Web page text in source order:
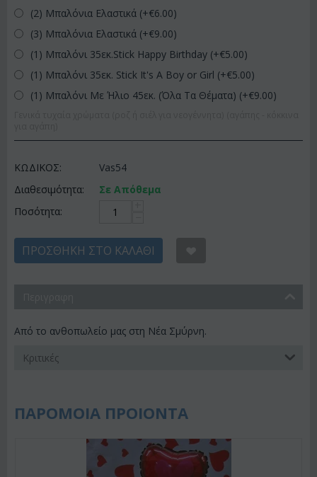
(2) Μπαλόνια Ελαστικά (+€6.00)
(3) Μπαλόνια Ελαστικά (+€9.00)
(1) Μπαλόνι 35εκ.Stick Happy Birthday (+€5.00)
(1) Μπαλόνι 35εκ. Stick It's A Boy or Girl (+€5.00)
(1) Μπαλόνι Με Ήλιο 45εκ. (Όλα Τα Θέματα) (+€9.00)
ΚΩΔΙΚΟΣ:
Vas54
Διαθεσιμότητα:
Σε Απόθεμα
Ποσότητα:
ΠΡΟΣΘΉΚΗ ΣΤΟ ΚΑΛΆΘΙ
Από το ανθοπωλείο μας στη Νέα Σμύρνη.
Κριτικές
ΠΑΡΟΜΟΙΑ ΠΡΟΙΟΝΤΑ